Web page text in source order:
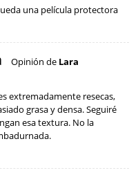
una película protectora
Opinión de Lara
extremadamente resecas,
grasa y densa. Seguiré
esa textura. No la